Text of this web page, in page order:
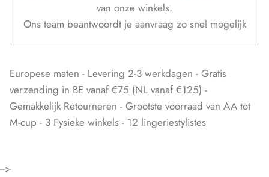
van onze winkels.
Ons team beantwoordt je aanvraag zo snel mogelijk
Europese maten - Levering 2-3 werkdagen - Gratis
verzending in BE vanaf €75 (NL vanaf €125) -
Gemakkelijk Retourneren - Grootste voorraad van AA tot
M-cup - 3 Fysieke winkels - 12 lingeriestylistes
-->